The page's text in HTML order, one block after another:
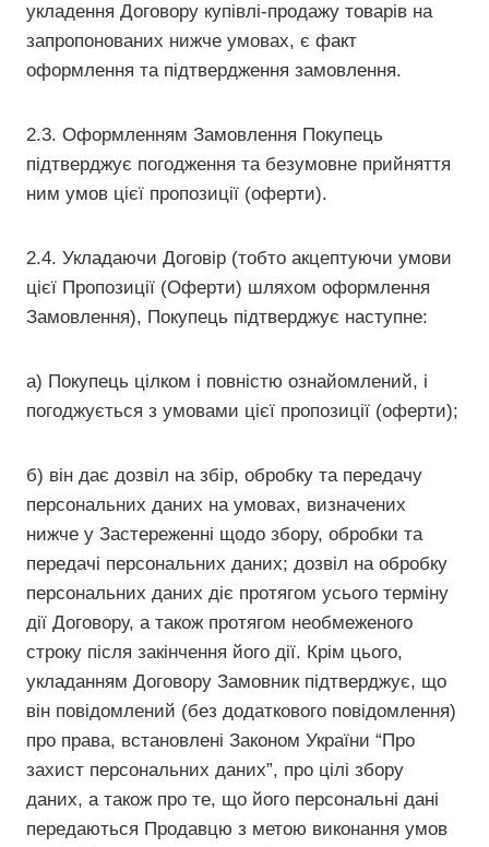
укладення Договору купівлі-продажу товарів на
запропонованих нижче умовах, є факт
оформлення та підтвердження замовлення.
2.3. Оформленням Замовлення Покупець
підтверджує погодження та безумовне прийняття
ним умов цієї пропозиції (оферти).
2.4. Укладаючи Договір (тобто акцептуючи умови
цієї Пропозиції (Оферти) шляхом оформлення
Замовлення), Покупець підтверджує наступне:
а) Покупець цілком і повністю ознайомлений, і
погоджується з умовами цієї пропозиції (оферти);
б) він дає дозвіл на збір, обробку та передачу
персональних даних на умовах, визначених
нижче у Застереженні щодо збору, обробки та
передачі персональних даних; дозвіл на обробку
персональних даних діє протягом усього терміну
дії Договору, а також протягом необмеженого
строку після закінчення його дії. Крім цього,
укладанням Договору Замовник підтверджує, що
він повідомлений (без додаткового повідомлення)
про права, встановлені Законом України “Про
захист персональних даних”, про цілі збору
даних, а також про те, що його персональні дані
передаються Продавцю з метою виконання умов